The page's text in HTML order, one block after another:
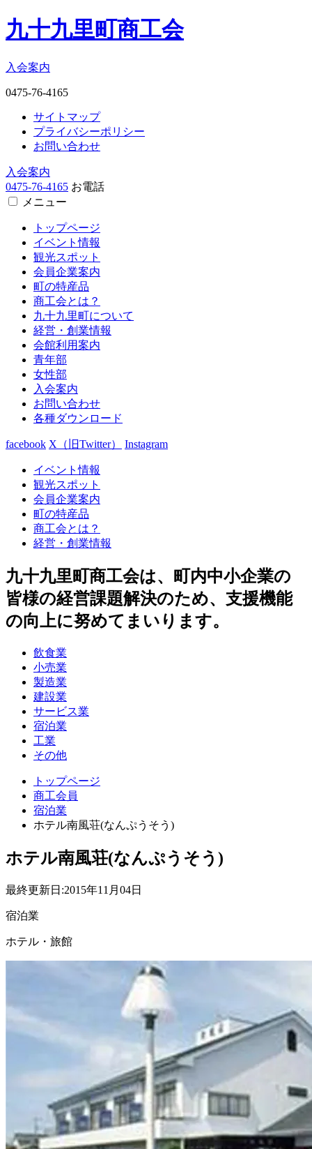
九十九里町商工会
入会案内
0475-76-4165
サイトマップ
プライバシーポリシー
お問い合わせ
入会案内
0475-76-4165 お電話
メニュー
トップページ
イベント情報
観光スポット
会員企業案内
町の特産品
商工会とは？
九十九里町について
経営・創業情報
会館利用案内
青年部
女性部
入会案内
お問い合わせ
各種ダウンロード
facebook X（旧Twitter） Instagram
イベント情報
観光スポット
会員企業案内
町の特産品
商工会とは？
経営・創業情報
九十九里町商工会は、町内中小企業の
皆様の経営課題解決のため、支援機能
の向上に努めてまいります。
飲食業
小売業
製造業
建設業
サービス業
宿泊業
工業
その他
トップページ
商工会員
宿泊業
ホテル南風荘(なんぷうそう)
ホテル南風荘(なんぷうそう)
最終更新日:2015年11月04日
宿泊業
ホテル・旅館